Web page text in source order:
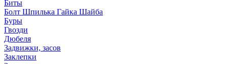
Биты
Болт Шпилька Гайка Шайба
Буры
Гвозди
Дюбеля
Задвижки, засов
Заклепки